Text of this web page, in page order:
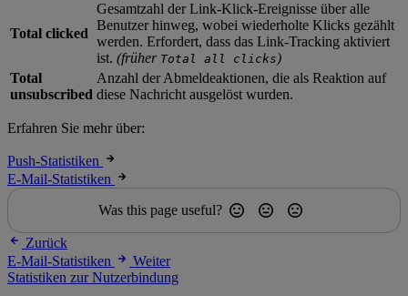
Total clicked
Gesamtzahl der Link-Klick-Ereignisse über alle
Benutzer hinweg, wobei wiederholte Klicks gezählt
werden. Erfordert, dass das Link-Tracking aktiviert
ist. (früher Total all clicks)
Total
unsubscribed
Anzahl der Abmeldeaktionen, die als Reaktion auf
diese Nachricht ausgelöst wurden.
Erfahren Sie mehr über:
Push-Statistiken
E-Mail-Statistiken
Was this page useful?
Zurück
E-Mail-Statistiken
Weiter
Statistiken zur Nutzerbindung